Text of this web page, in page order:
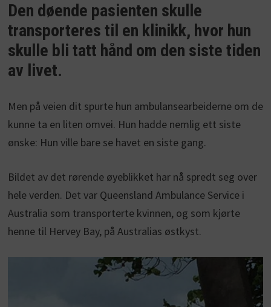
Den døende pasienten skulle
transporteres til en klinikk, hvor hun
skulle bli tatt hånd om den siste tiden
av livet.
Men på veien dit spurte hun ambulansearbeiderne om de
kunne ta en liten omvei. Hun hadde nemlig ett siste
ønske: Hun ville bare se havet en siste gang.
Bildet av det rørende øyeblikket har nå spredt seg over
hele verden. Det var Queensland Ambulance Service i
Australia som transporterte kvinnen, og som kjørte
henne til Hervey Bay, på Australias østkyst.